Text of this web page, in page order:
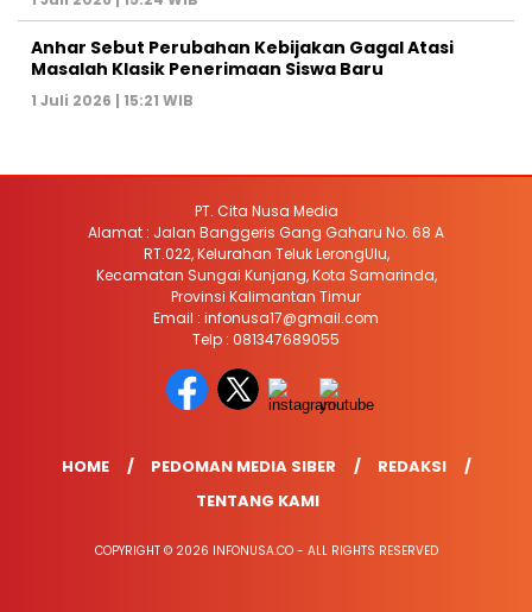
Anhar Sebut Perubahan Kebijakan Gagal Atasi
Masalah Klasik Penerimaan Siswa Baru
1 Juli 2026 | 15:21 WIB
PT. Cita Nusa Media
Alamat : Jalan Banggeris Gang Gaharu No. 68 A
RT.022, Kelurahan Teluk LerongUlu,
Kecamatan Sungai Kunjang, Kota Samarinda,
Provinsi Kalimantan Timur
Email : infonusa17@gmail.com
Telp : 081347689055
HOME PEDOMAN MEDIA SIBER
REDAKSI
TENTANG KAMI
COPYRIGHT © 2026 INFONUSA.CO - ALL RIGHTS RESERVED